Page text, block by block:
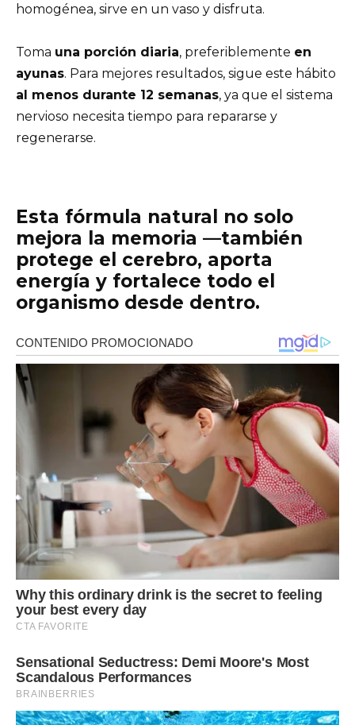
homogénea, sirve en un vaso y disfruta.
Toma una porción diaria, preferiblemente en
ayunas. Para mejores resultados, sigue este hábito
al menos durante 12 semanas, ya que el sistema
nervioso necesita tiempo para repararse y
regenerarse.
Esta fórmula natural no solo
mejora la memoria —también
protege el cerebro, aporta
energía y fortalece todo el
organismo desde dentro.